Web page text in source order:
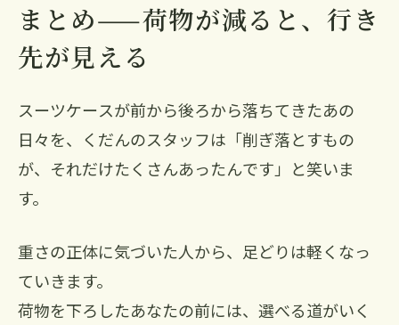
まとめ——荷物が減ると、行き
先が見える
スーツケースが前から後ろから落ちてきたあの
日々を、くだんのスタッフは「削ぎ落とすもの
が、それだけたくさんあったんです」と笑いま
す。
重さの正体に気づいた人から、足どりは軽くなっ
ていきます。
荷物を下ろしたあなたの前には、選べる道がいく